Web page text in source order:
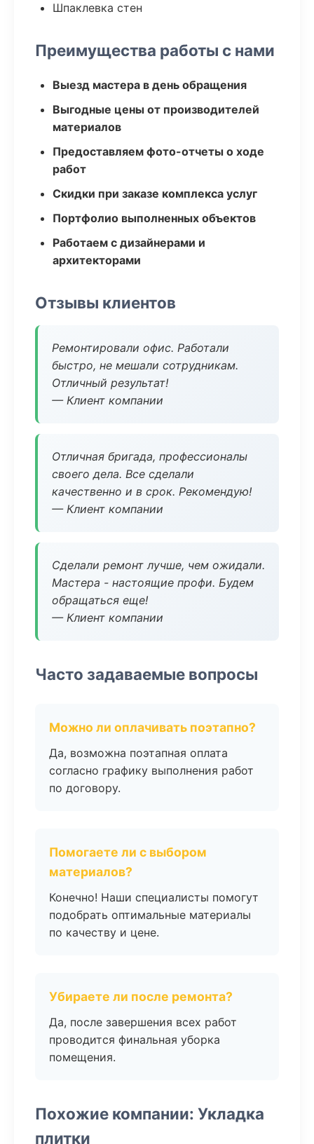
Шпаклевка стен
Преимущества работы с нами
Выезд мастера в день обращения
Выгодные цены от производителей
материалов
Предоставляем фото-отчеты о ходе
работ
Скидки при заказе комплекса услуг
Портфолио выполненных объектов
Работаем с дизайнерами и
архитекторами
Отзывы клиентов
Ремонтировали офис. Работали
быстро, не мешали сотрудникам.
Отличный результат!
— Клиент компании
Отличная бригада, профессионалы
своего дела. Все сделали
качественно и в срок. Рекомендую!
— Клиент компании
Сделали ремонт лучше, чем ожидали.
Мастера - настоящие профи. Будем
обращаться еще!
— Клиент компании
Часто задаваемые вопросы
Можно ли оплачивать поэтапно?
Да, возможна поэтапная оплата
согласно графику выполнения работ
по договору.
Помогаете ли с выбором
материалов?
Конечно! Наши специалисты помогут
подобрать оптимальные материалы
по качеству и цене.
Убираете ли после ремонта?
Да, после завершения всех работ
проводится финальная уборка
помещения.
Похожие компании: Укладка
плитки